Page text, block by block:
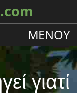
ΜΕΝΟΎ
γιατί